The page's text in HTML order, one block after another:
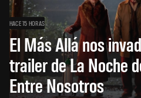
HACE 15 HORAS
El Más Allá nos
trailer de La Noche
Entre Nosotros